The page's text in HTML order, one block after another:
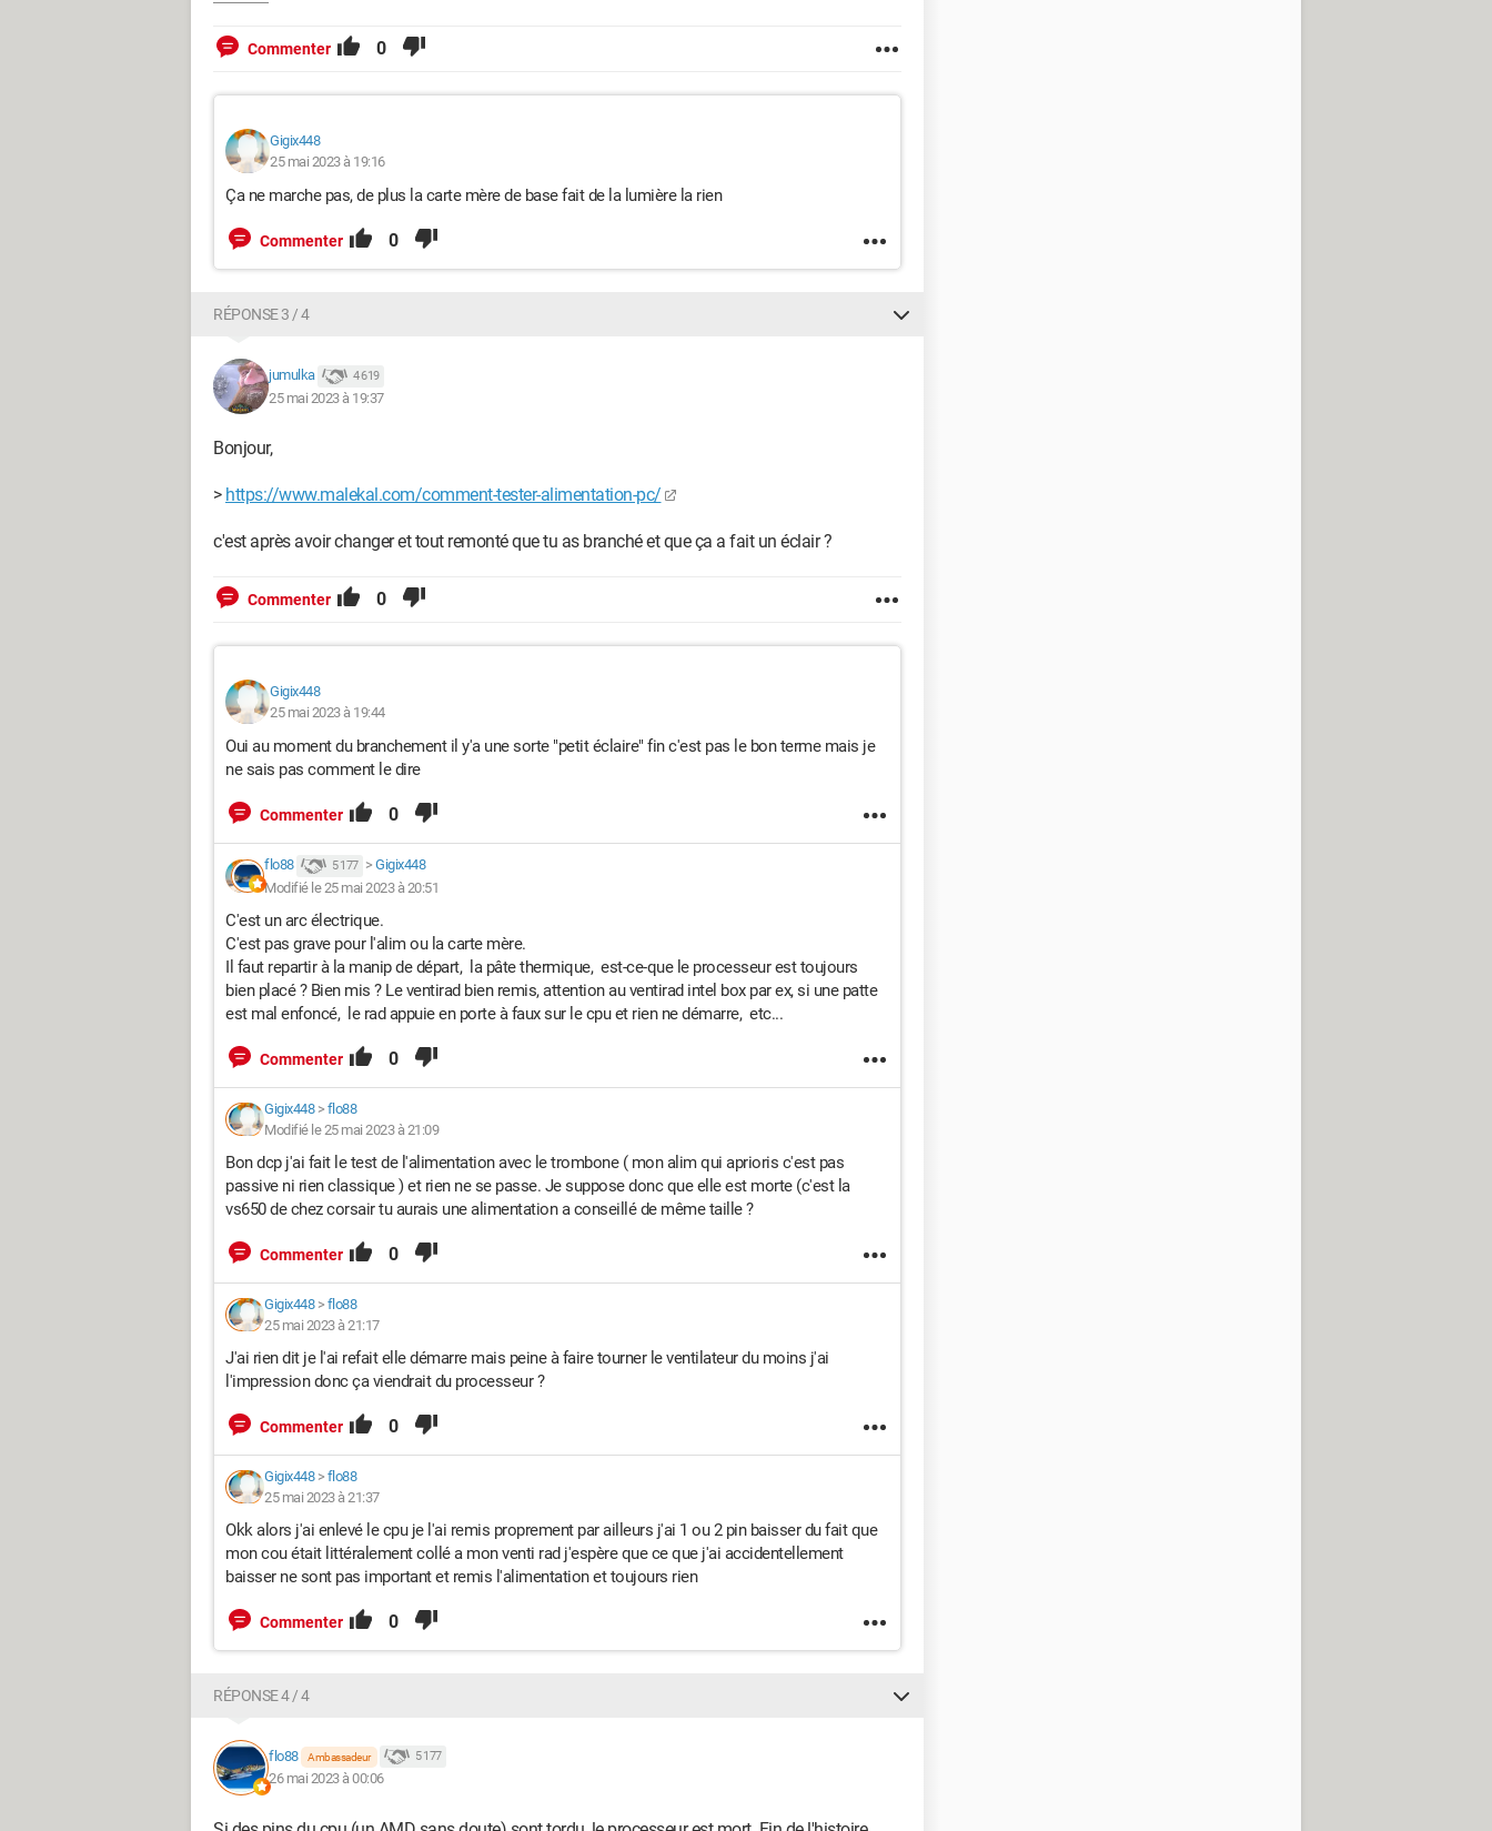
Commenter 0
Gigix448
25 mai 2023 à 19:16
Ça ne marche pas, de plus la carte mère de base fait de la lumière la rien
Commenter 0
RÉPONSE 3 / 4
jumulka 4 619
25 mai 2023 à 19:37
Bonjour,
> https://www.malekal.com/comment-tester-alimentation-pc/
c'est après avoir changer et tout remonté que tu as branché et que ça a fait un éclair ?
Commenter 0
Gigix448
25 mai 2023 à 19:44
Oui au moment du branchement il y'a une sorte "petit éclaire" fin c'est pas le bon terme mais je
ne sais pas comment le dire
Commenter 0
flo88 5 177 > Gigix448
Modifié le 25 mai 2023 à 20:51
C'est un arc électrique.
C'est pas grave pour l'alim ou la carte mère.
Il faut repartir à la manip de départ, la pâte thermique, est-ce-que le processeur est toujours
bien placé ? Bien mis ? Le ventirad bien remis, attention au ventirad intel box par ex, si une patte
est mal enfoncé, le rad appuie en porte à faux sur le cpu et rien ne démarre, etc...
Commenter 0
Gigix448> flo88
Modifié le 25 mai 2023 à 21:09
Bon dcp j'ai fait le test de l'alimentation avec le trombone ( mon alim qui aprioris c'est pas
passive ni rien classique ) et rien ne se passe. Je suppose donc que elle est morte (c'est la
vs650 de chez corsair tu aurais une alimentation a conseillé de même taille ?
Commenter 0
Gigix448> flo88
25 mai 2023 à 21:17
J'ai rien dit je l'ai refait elle démarre mais peine à faire tourner le ventilateur du moins j'ai
l'impression donc ça viendrait du processeur ?
Commenter 0
Gigix448> flo88
25 mai 2023 à 21:37
Okk alors j'ai enlevé le cpu je l'ai remis proprement par ailleurs j'ai 1 ou 2 pin baisser du fait que
mon cou était littéralement collé a mon venti rad j'espère que ce que j'ai accidentellement
baisser ne sont pas important et remis l'alimentation et toujours rien
Commenter 0
RÉPONSE 4 / 4
flo88 Ambassadeur 5 177
26 mai 2023 à 00:06